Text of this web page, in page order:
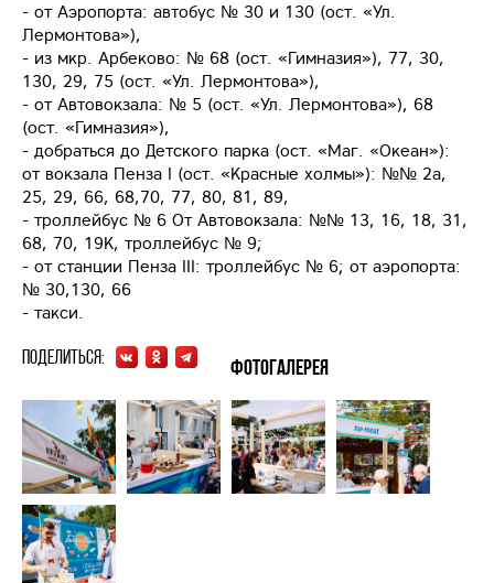
- от Аэропорта: автобус № 30 и 130 (ост. «Ул.
Лермонтова»),
- из мкр. Арбеково: № 68 (ост. «Гимназия»), 77, 30,
130, 29, 75 (ост. «Ул. Лермонтова»),
- от Автовокзала: № 5 (ост. «Ул. Лермонтова»), 68
(ост. «Гимназия»),
- добраться до Детского парка (ост. «Маг. «Океан»):
от вокзала Пенза I (ост. «Красные холмы»): №№ 2а,
25, 29, 66, 68,70, 77, 80, 81, 89,
- троллейбус № 6 От Автовокзала: №№ 13, 16, 18, 31,
68, 70, 19К, троллейбус № 9;
- от станции Пенза III: троллейбус № 6; от аэропорта:
№ 30,130, 66
- такси.
Поделиться: Фотогалерея